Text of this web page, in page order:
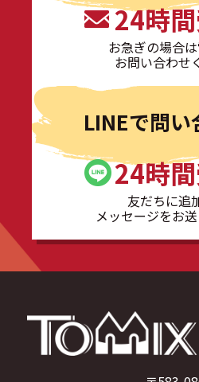
24時
お急ぎの場合
お問い合わせ
LINEで問い
24時
友だちに追
メッセージをお